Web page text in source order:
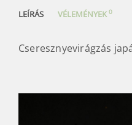
LEÍRÁS VÉLEMÉNYEK0
Cseresznyevirágzás